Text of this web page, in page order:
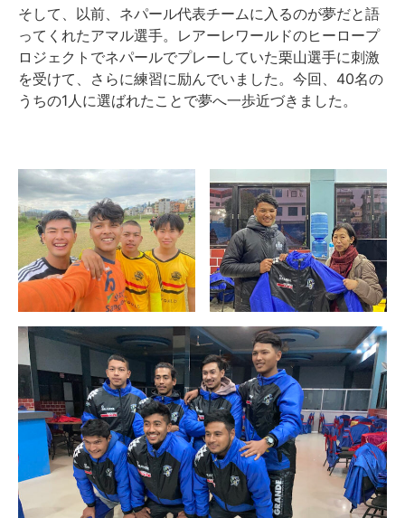
そして、以前、ネパール代表チームに入るのが夢だと語
ってくれたアマル選手。レアーレワールドのヒーロープ
ロジェクトでネパールでプレーしていた栗山選手に刺激
を受けて、さらに練習に励んでいました。今回、40名の
うちの1人に選ばれたことで夢へ一歩近づきました。